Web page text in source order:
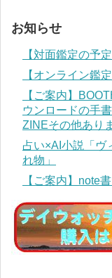
お知らせ
【対面鑑定の予定
【オンライン鑑定
【ご案内】
ウンロードの手
ZINEその他あり
占い×AI小説「ヴ
れ物」
【ご案内】note